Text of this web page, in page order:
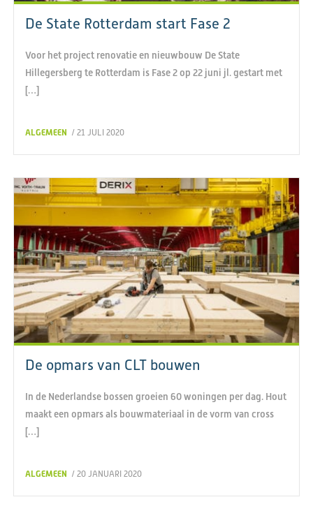
De State Rotterdam start Fase 2
Voor het project renovatie en nieuwbouw De State
Hillegersberg te Rotterdam is Fase 2 op 22 juni jl. gestart met
[…]
ALGEMEEN / 21 JULI 2020
De opmars van CLT bouwen
In de Nederlandse bossen groeien 60 woningen per dag. Hout
maakt een opmars als bouwmateriaal in de vorm van cross
[…]
ALGEMEEN / 20 JANUARI 2020